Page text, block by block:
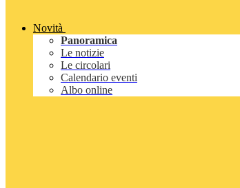
Novità
Panoramica
Le notizie
Le circolari
Calendario eventi
Albo online